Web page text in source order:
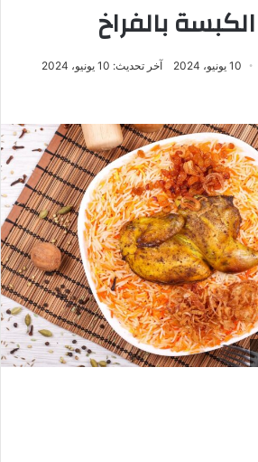
بالفراخ
10 يونيو، 2024 آخر تحديث: 10 يونيو، 2024